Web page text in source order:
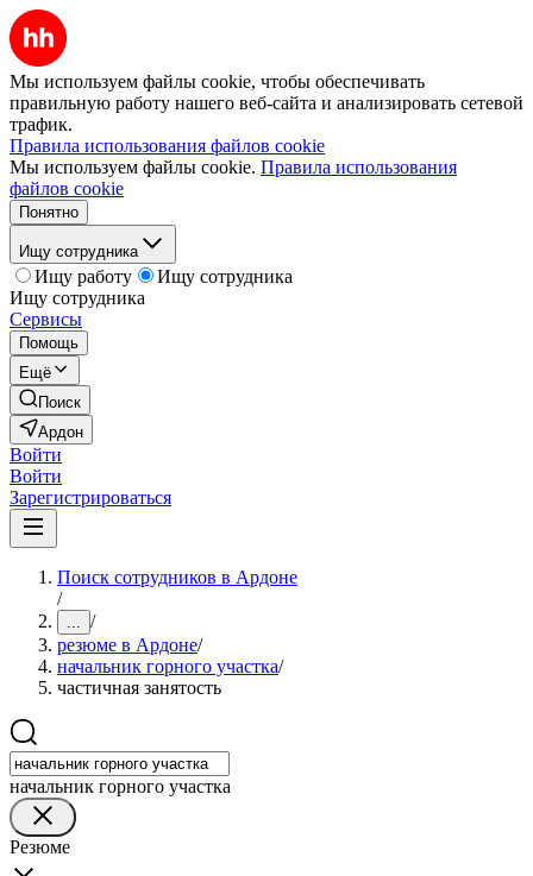
Мы используем файлы cookie, чтобы обеспечивать
правильную работу нашего веб-сайта и анализировать сетевой
трафик.
Правила использования файлов cookie
Мы используем файлы cookie. Правила использования
файлов cookie
Понятно
Ищу сотрудника
Ищу работу
Ищу сотрудника
Ищу сотрудника
Сервисы
Помощь
Ещё
Поиск
Ардон
Войти
Войти
Зарегистрироваться
Поиск сотрудников в Ардоне
/
... /
резюме в Ардоне/
начальник горного участка/
частичная занятость
начальник горного участка
Резюме